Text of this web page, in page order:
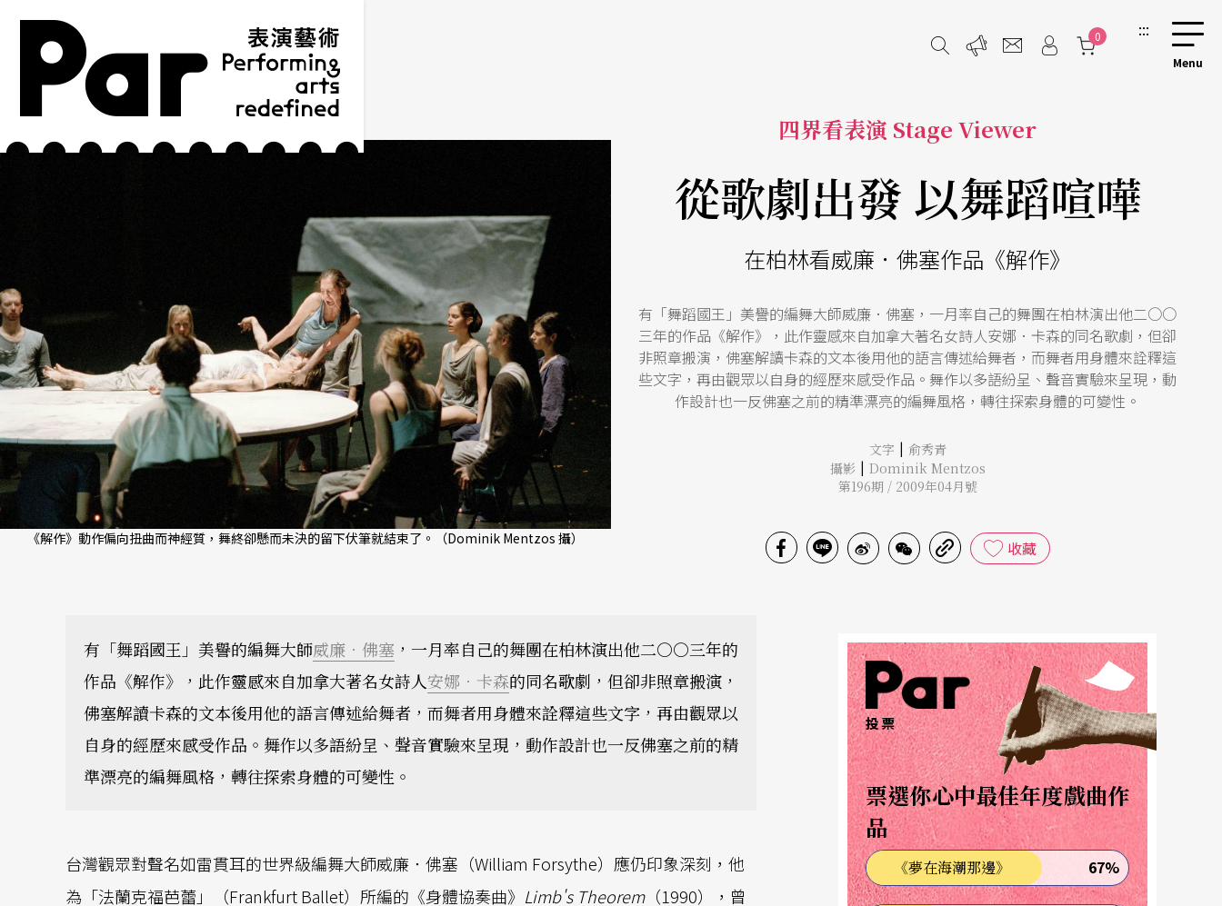
跳到主要內容區塊
網站導覽
0 :::
《解作》動作偏向扭曲而神經質，舞終卻懸而未決的留下伏筆就結束了。（Dominik Mentzos 攝）
四界看表演 Stage Viewer
從歌劇出發 以舞蹈喧嘩
在柏林看威廉．佛塞作品《解作》
有「舞蹈國王」美譽的編舞大師威廉．佛塞，一月率自己的舞團在柏林演出他二○○
三年的作品《解作》，此作靈感來自加拿大著名女詩人安娜．卡森的同名歌劇，但卻
非照章搬演，佛塞解讀卡森的文本後用他的語言傳述給舞者，而舞者用身體來詮釋這
些文字，再由觀眾以自身的經歷來感受作品。舞作以多語紛呈、聲音實驗來呈現，動
作設計也一反佛塞之前的精準漂亮的編舞風格，轉往探索身體的可變性。
文字 | 俞秀青
攝影 | Dominik Mentzos
第196期 / 2009年04月號
收藏
有「舞蹈國王」美譽的編舞大師威廉．佛塞 ，一月率自己的舞團在柏林演出他二○○三年的
作品《解作》，此作靈感來自加拿大著名女詩人安娜．卡森的同名歌劇，但卻非照章搬演，
佛塞解讀卡森的文本後用他的語言傳述給舞者，而舞者用身體來詮釋這些文字，再由觀眾以
自身的經歷來感受作品。舞作以多語紛呈、聲音實驗來呈現，動作設計也一反佛塞之前的精
準漂亮的編舞風格，轉往探索身體的可變性。
台灣觀眾對聲名如雷貫耳的世界級編舞大師威廉．佛塞（William Forsythe）應仍印象深刻，他
為「法蘭克福芭蕾」（Frankfurt Ballet）所編的《身體協奏曲》 Limb's Theorem（1990），曾
投票
票選你心中最佳年度戲曲作
品
《夢在海潮那邊》 67%